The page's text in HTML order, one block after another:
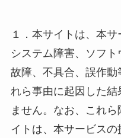
１．本サイトは、本
システム障害、ソフ
故障、不具合、誤作
れら事由に起因した
ません。なお、これ
イトは、本サービス